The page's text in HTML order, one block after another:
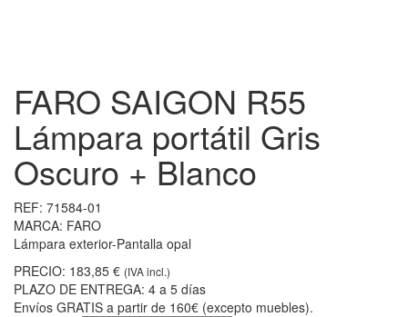
FARO SAIGON R55
Lámpara portátil Gris
Oscuro + Blanco
REF: 71584-01
MARCA: FARO
Lámpara exterior-Pantalla opal
PRECIO: 183,85 € (IVA incl.)
PLAZO DE ENTREGA: 4 a 5 días
Envíos GRATIS a partir de 160€ (excepto muebles).